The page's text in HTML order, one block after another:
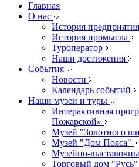
Главная
О нас
История предприятия
История промысла
Туроператор
Наши достижения
События
Новости
Календарь событий
Наши музеи и туры
Интерактивная
Пожарской»
Музей "Золотного
Музей "Дом Пояса"
Музейно-
Торговый дом "Русь"